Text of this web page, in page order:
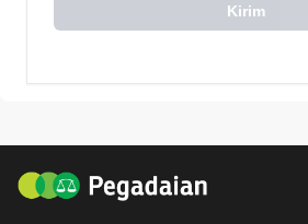
Kirim